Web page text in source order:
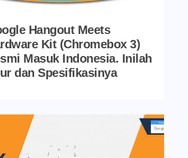
Hangout Meets
Kit (Chromebox 3)
Masuk Indonesia. Inilah
dan Spesifikasinya